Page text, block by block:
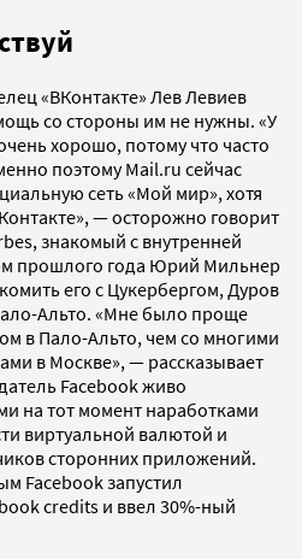
«ВКонтакте» Лев Левиев
со стороны им не нужны. «У
хорошо, потому что часто
поэтому Mail.ru сейчас
сеть «Мой мир», хотя
— осторожно говорит
знакомый с внутренней
прошлого года Юрий Мильнер
его с Цукербергом, Дуров
Альто. «Мне было проще
в Пало-Альто, чем со многими
в Москве», — рассказывает
Facebook живо
на тот момент наработками
виртуальной валютой и
сторонних приложений.
Facebook запустил
credits и ввел 30%-ный